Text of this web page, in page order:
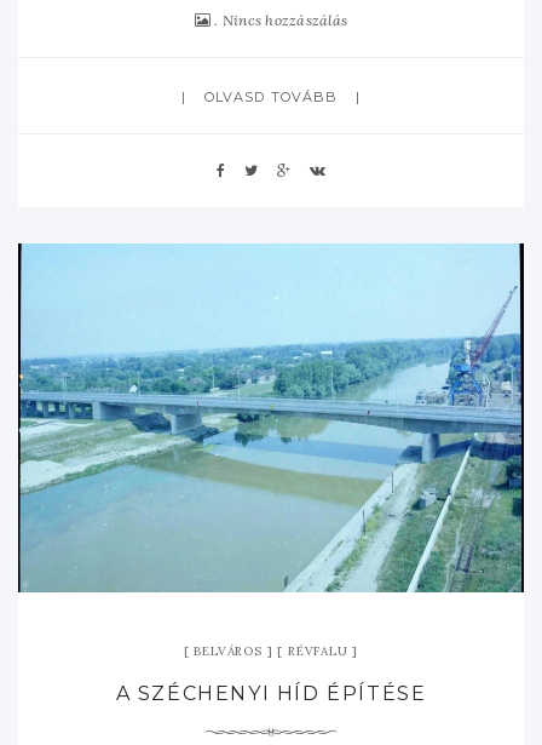
Nincs hozzászálás
OLVASD TOVÁBB
BELVÁROS RÉVFALU
A SZÉCHENYI HÍD ÉPÍTÉSE